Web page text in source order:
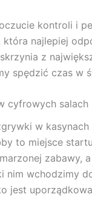
kontroli i
która najlepiej
z
spędzić czas w
cyfrowych salach
w
to miejsce
zabawy,
nim wchodzimy
jest